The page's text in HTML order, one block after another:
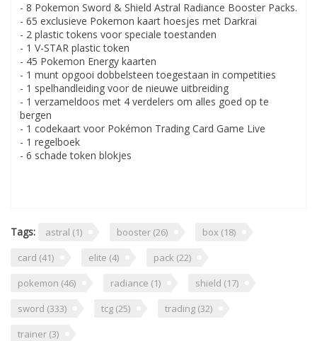
- 8 Pokemon Sword & Shield Astral Radiance Booster Packs.
- 65 exclusieve Pokemon kaart hoesjes met Darkrai
- 2 plastic tokens voor speciale toestanden
- 1 V-STAR plastic token
- 45 Pokemon Energy kaarten
- 1 munt opgooi dobbelsteen toegestaan in competities
- 1 spelhandleiding voor de nieuwe uitbreiding
- 1 verzameldoos met 4 verdelers om alles goed op te
bergen
- 1 codekaart voor Pokémon Trading Card Game Live
- 1 regelboek
- 6 schade token blokjes
Tags: astral (1) booster (26) box (18)
card (41) elite (4) pack (22)
pokemon (46) radiance (1) shield (17)
sword (333) tcg (25) trading (32)
trainer (3)